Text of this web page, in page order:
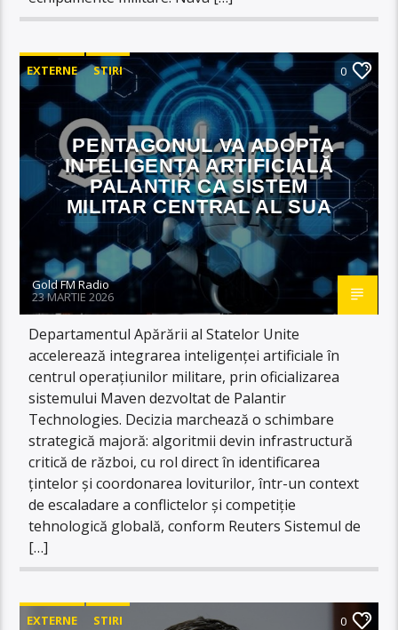
EXTERNE STIRI 0
PENTAGONUL VA ADOPTA
INTELIGENȚA ARTIFICIALĂ
PALANTIR CA SISTEM
MILITAR CENTRAL AL SUA
Gold FM Radio
23 MARTIE 2026
Departamentul Apărării al Statelor Unite
accelerează integrarea inteligenței artificiale în
centrul operațiunilor militare, prin oficializarea
sistemului Maven dezvoltat de Palantir
Technologies. Decizia marchează o schimbare
strategică majoră: algoritmii devin infrastructură
critică de război, cu rol direct în identificarea
țintelor și coordonarea loviturilor, într-un context
de escaladare a conflictelor și competiție
tehnologică globală, conform Reuters Sistemul de
[…]
EXTERNE STIRI 0